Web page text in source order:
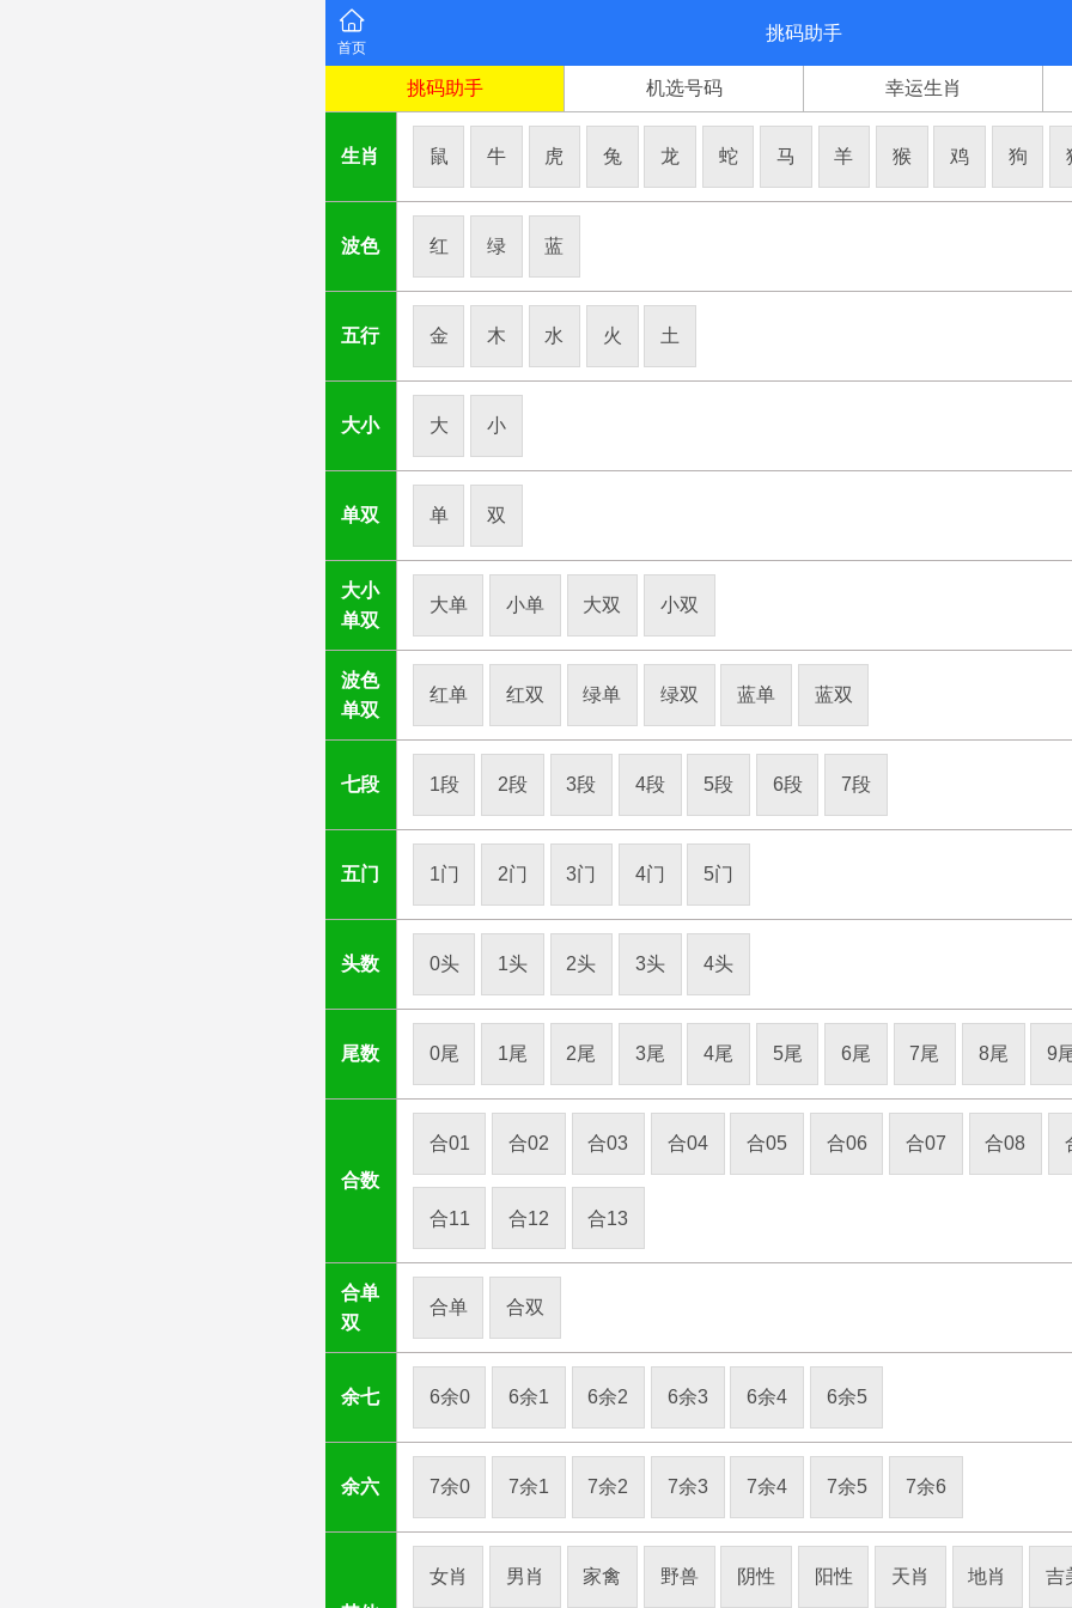
首页
挑码助手
挑码助手 机选号码 幸运生肖
生肖 鼠 牛 虎 兔 龙 蛇 马 羊 猴 鸡 狗
波色 红 绿 蓝
五行 金 木 水 火 土
大小 大 小
单双 单 双
大小
单双
大单 小单 大双 小双
波色
单双
红单 红双 绿单 绿双 蓝单 蓝双
七段 1段 2段 3段 4段 5段 6段 7段
五门 1门 2门 3门 4门 5门
头数 0头 1头 2头 3头 4头
尾数 0尾 1尾 2尾 3尾 4尾 5尾 6尾 7尾 8尾 9
合数
合01 合02 合03 合04 合05 合06 合07 合08
合11 合12 合13
合单
双
合单 合双
余七 6余0 6余1 6余2 6余3 6余4 6余5
余六 7余0 7余1 7余2 7余3 7余4 7余5 7余6
女肖 男肖 家禽 野兽 阴性 阳性 天肖 地肖 吉